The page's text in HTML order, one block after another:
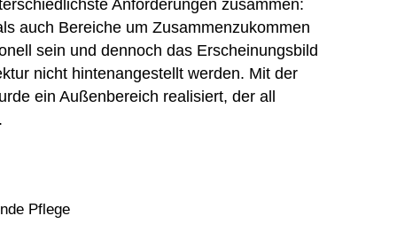
Anforderungen zusammen:
auch Bereiche um Zusammenzukommen
sein und dennoch das Erscheinungsbild
nicht hintenangestellt werden. Mit der
ein Außenbereich realisiert, der all
Pflege